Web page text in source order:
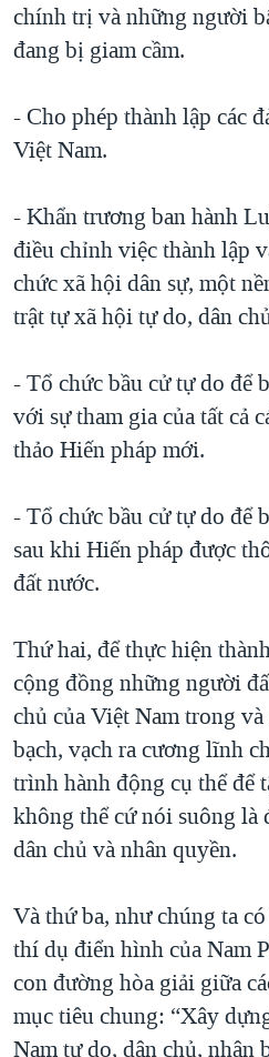
chính trị và những người
đang bị giam cầm.
- Cho phép thành lập các
Việt Nam.
- Khẩn trương ban hành
điều chỉnh việc thành lập
chức xã hội dân sự, một
trật tự xã hội tự do, dân
- Tổ chức bầu cử tự do để
với sự tham gia của tất cả
thảo Hiến pháp mới.
- Tổ chức bầu cử tự do để
sau khi Hiến pháp được
đất nước.
Thứ hai, để thực hiện
cộng đồng những người
chủ của Việt Nam trong
bạch, vạch ra cương lĩnh
trình hành động cụ thể để
không thể cứ nói suông là
dân chủ và nhân quyền.
Và thứ ba, như chúng ta
thí dụ điển hình của Nam
con đường hòa giải giữa
mục tiêu chung: “Xây
Nam tự do, dân chủ, nhân